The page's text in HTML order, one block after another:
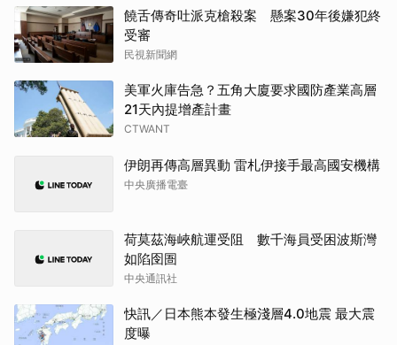
饒舌傳奇吐派克槍殺案 懸案30年後嫌犯終
受審
民視新聞網
美軍火庫告急？五角大廈要求國防產業高層
21天內提增產計畫
CTWANT
伊朗再傳高層異動 雷札伊接手最高國安機構
中央廣播電臺
荷莫茲海峽航運受阻 數千海員受困波斯灣
如陷囹圄
中央通訊社
快訊／日本熊本發生極淺層4.0地震 最大震
度曝